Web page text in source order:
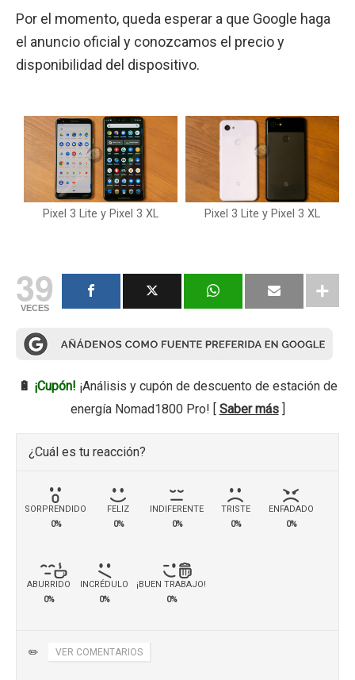
Por el momento, queda esperar a que Google haga
el anuncio oficial y conozcamos el precio y
disponibilidad del dispositivo.
Pixel 3 Lite y Pixel 3 XL Pixel 3 Lite y Pixel 3 XL
39
VECES
🔋 ¡Cupón! ¡Análisis y cupón de descuento de estación de
energía Nomad1800 Pro! [ Saber más]
¿Cuál es tu reacción?
SORPRENDIDO
0%
FELIZ
0%
INDIFERENTE
0%
TRISTE
0%
ENFADADO
0%
ABURRIDO
0%
INCRÉDULO
0%
¡BUEN TRABAJO!
0%
✏️ VER COMENTARIOS